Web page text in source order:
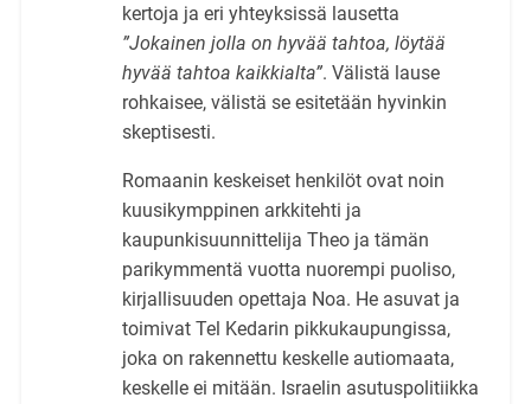
kertoja ja eri yhteyksissä lausetta
”Jokainen jolla on hyvää tahtoa, löytää
hyvää tahtoa kaikkialta”. Välistä lause
rohkaisee, välistä se esitetään hyvinkin
skeptisesti.
Romaanin keskeiset henkilöt ovat noin
kuusikymppinen arkkitehti ja
kaupunkisuunnittelija Theo ja tämän
parikymmentä vuotta nuorempi puoliso,
kirjallisuuden opettaja Noa. He asuvat ja
toimivat Tel Kedarin pikkukaupungissa,
joka on rakennettu keskelle autiomaata,
keskelle ei mitään. Israelin asutuspolitiikka